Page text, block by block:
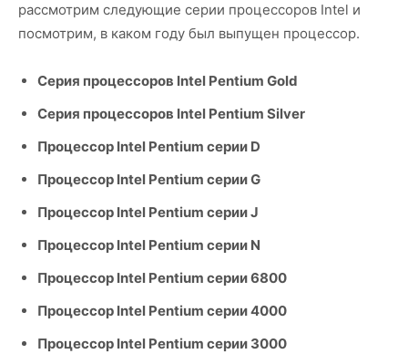
рассмотрим следующие серии процессоров Intel и
посмотрим, в каком году был выпущен процессор.
Серия процессоров Intel Pentium Gold
Серия процессоров Intel Pentium Silver
Процессор Intel Pentium серии D
Процессор Intel Pentium серии G
Процессор Intel Pentium серии J
Процессор Intel Pentium серии N
Процессор Intel Pentium серии 6800
Процессор Intel Pentium серии 4000
Процессор Intel Pentium серии 3000